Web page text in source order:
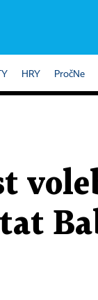
HRY PročNe